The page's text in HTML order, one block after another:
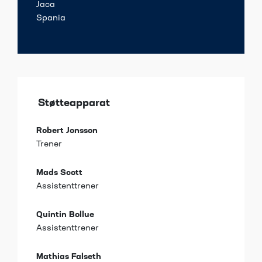
Jaca
Spania
Støtteapparat
Robert Jonsson
Trener
Mads Scott
Assistenttrener
Quintin Bollue
Assistenttrener
Mathias Falseth